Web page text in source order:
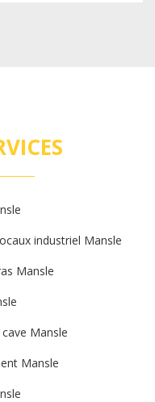
industriel Mansle
Mansle
Mansle
Mansle